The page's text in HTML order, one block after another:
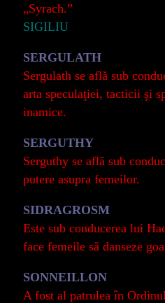
„Syrach.”
SIGILIU
SERGULATH
Sergulath se află sub
arta speculaţiei, tacticii şi
inamice.
SERGUTHY
Serguthy se află sub
putere asupra femeilor.
SIDRAGROSM
Este sub conducerea lui
face femeile să danseze
SONNEILLON
A fost al patrulea în